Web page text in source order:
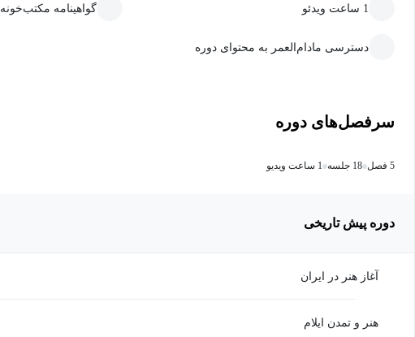
1 ساعت ویدئو گواهینامه مکتب‌خونه
دسترسی مادام‌العمر به محتوای دوره
سرفصل‌های دوره
5 فصل 18 جلسه 1 ساعت ویدیو
دوره پیش تاریخی
آغاز هنر در ایران
هنر و تمدن ایلام